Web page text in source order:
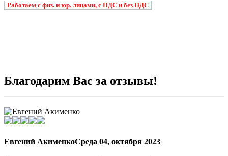
Работаем с физ. и юр. лицами, с НДС и без НДС
Благодарим Вас за отзывы!
Евгений АкименкоСреда 04, октября 2023